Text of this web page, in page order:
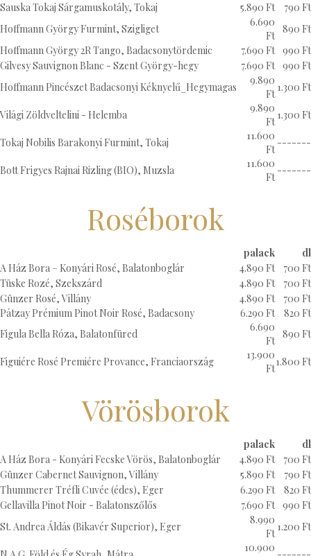
Sauska Tokaj Sárgamuskotály, Tokaj
5.890 Ft
790 Ft
Hoffmann György Furmint, Szigliget
6.690
Ft
890 Ft
Hoffmann György 2R Tango, Badacsonytördemic
7.690 Ft 990 Ft
Gilvesy Sauvignon Blanc - Szent György-hegy
7.690 Ft 990 Ft
Hoffmann Pincészet Badacsonyi Kéknyelű_Hegymagas
9.890
Ft
1.300 Ft
Világi Zöldveltelini - Helemba
9.890
Ft
1.300 Ft
Tokaj Nobilis Barakonyi Furmint, Tokaj
11.600
Ft
-------
Bott Frigyes Rajnai Rizling (BIO), Muzsla
11.600
Ft
-------
Roséborok
palack
dl
A Ház Bora – Konyári Rosé, Balatonboglár
4.890 Ft
700 Ft
Tüske Rozé, Szekszárd
4.890 Ft
700 Ft
Günzer Rosé, Villány
4.890 Ft
700 Ft
Pátzay Prémium Pinot Noir Rosé, Badacsony
6.290 Ft
820 Ft
Figula Bella Róza, Balatonfüred
6.690
Ft
890 Ft
Figuiére Rosé Premiére Provance, Franciaország
13.900
Ft
1.800 Ft
Vörösborok
palack
dl
A Ház Bora - Konyári Fecske Vörös, Balatonboglár
4.890 Ft
700 Ft
Günzer Cabernet Sauvignon, Villány
5.890 Ft
790 Ft
Thummerer Tréfli Cuvée (édes), Eger
6.290 Ft
820 Ft
Gellavilla Pinot Noir - Balatonszőlős
7.690 Ft 990 Ft
St. Andrea Áldás (Bikavér Superior), Eger
8.990
Ft
1.200 Ft
10.900